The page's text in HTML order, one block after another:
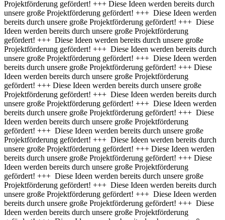
Projektförderung gefördert! +++ Diese Ideen werden bereits durch
unsere große Projektförderung gefördert! +++ Diese Ideen werden
bereits durch unsere große Projektförderung gefördert! +++ Diese
Ideen werden bereits durch unsere große Projektförderung
gefördert! +++ Diese Ideen werden bereits durch unsere große
Projektförderung gefördert! +++ Diese Ideen werden bereits durch
unsere große Projektförderung gefördert! +++ Diese Ideen werden
bereits durch unsere große Projektförderung gefördert! +++ Diese
Ideen werden bereits durch unsere große Projektförderung
gefördert! +++ Diese Ideen werden bereits durch unsere große
Projektförderung gefördert! +++ Diese Ideen werden bereits durch
unsere große Projektförderung gefördert! +++ Diese Ideen werden
bereits durch unsere große Projektförderung gefördert! +++ Diese
Ideen werden bereits durch unsere große Projektförderung
gefördert! +++ Diese Ideen werden bereits durch unsere große
Projektförderung gefördert! +++ Diese Ideen werden bereits durch
unsere große Projektförderung gefördert! +++ Diese Ideen werden
bereits durch unsere große Projektförderung gefördert! +++ Diese
Ideen werden bereits durch unsere große Projektförderung
gefördert! +++ Diese Ideen werden bereits durch unsere große
Projektförderung gefördert! +++ Diese Ideen werden bereits durch
unsere große Projektförderung gefördert! +++ Diese Ideen werden
bereits durch unsere große Projektförderung gefördert! +++ Diese
Ideen werden bereits durch unsere große Projektförderung